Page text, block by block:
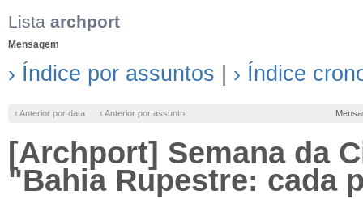
Lista archport
Mensagem
› Índice por assuntos › Índice
‹ Anterior por data ‹ Anterior por assunto
[Archport] Semana da
"Bahia Rupestre: cada